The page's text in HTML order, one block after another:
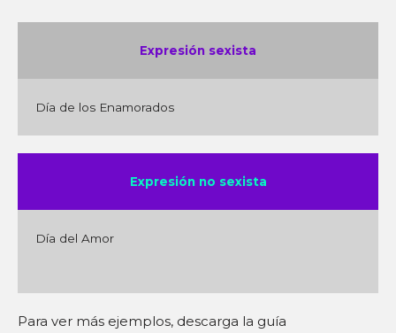
Expresión sexista
Día de los Enamorados
Expresión no sexista
Día del Amor
Para ver más ejemplos, descarga la guía